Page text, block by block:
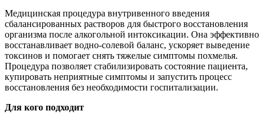
Медицинская процедура внутривенного введения
сбалансированных растворов для быстрого восстановления
организма после алкогольной интоксикации. Она эффективно
восстанавливает водно-солевой баланс, ускоряет выведение
токсинов и помогает снять тяжелые симптомы похмелья.
Процедура позволяет стабилизировать состояние пациента,
купировать неприятные симптомы и запустить процесс
восстановления без необходимости госпитализации.
Для кого подходит